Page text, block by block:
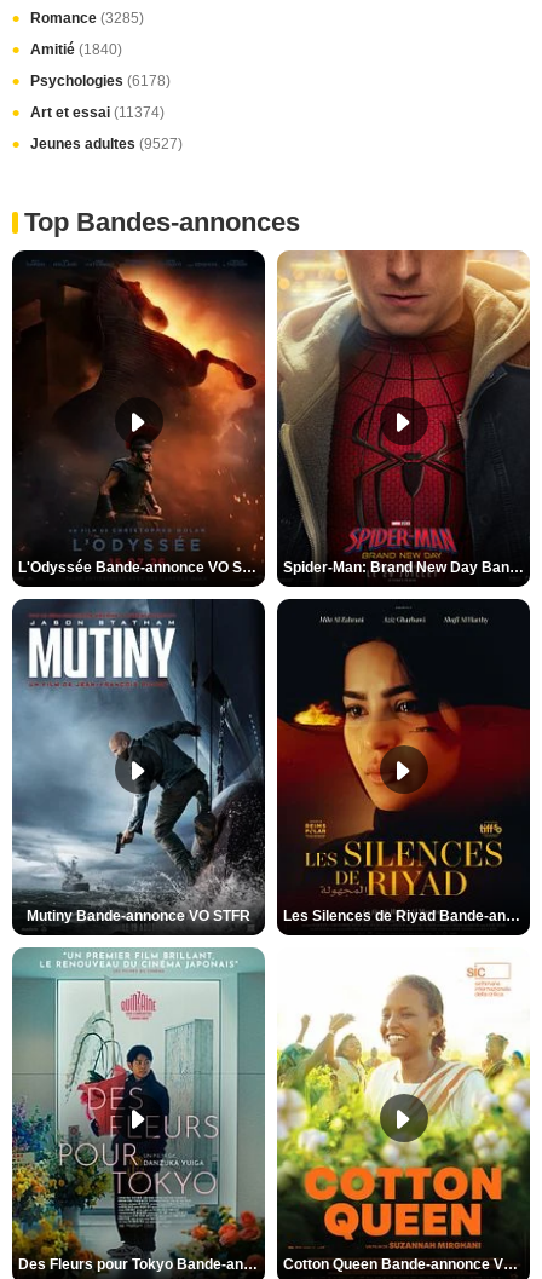
Romance (3285)
Amitié (1840)
Psychologies (6178)
Art et essai (11374)
Jeunes adultes (9527)
Top Bandes-annonces
L'Odyssée Bande-annonce VO STFR Spider-Man: Brand New Day Bande-annonce VO STFR
Mutiny Bande-annonce VO STFR Les Silences de Riyad Bande-annonce VO STFR
Des Fleurs pour Tokyo Bande-annonce VO STFR Cotton Queen Bande-annonce VO STFR